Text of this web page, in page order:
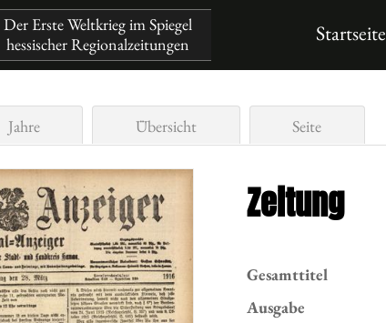
Der Erste Weltkrieg im Spiegel
hessischer Regionalzeitungen
Startseite
Jahre Übersicht Seite
Zeitung
Gesamttitel
Ausgabe